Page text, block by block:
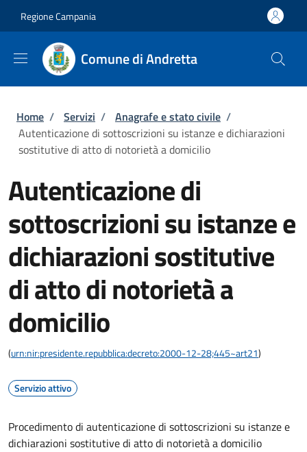
Regione Campania
Comune di Andretta
Briciole di pane
Home / Servizi / Anagrafe e stato civile /
Autenticazione di sottoscrizioni su istanze e dichiarazioni
sostitutive di atto di notorietà a domicilio
Autenticazione di
sottoscrizioni su istanze e
dichiarazioni sostitutive
di atto di notorietà a
domicilio
(urn:nir:presidente.repubblica:decreto:2000-12-28;445~art21)
Servizio attivo
Procedimento di autenticazione di sottoscrizioni su istanze e
dichiarazioni sostitutive di atto di notorietà a domicilio